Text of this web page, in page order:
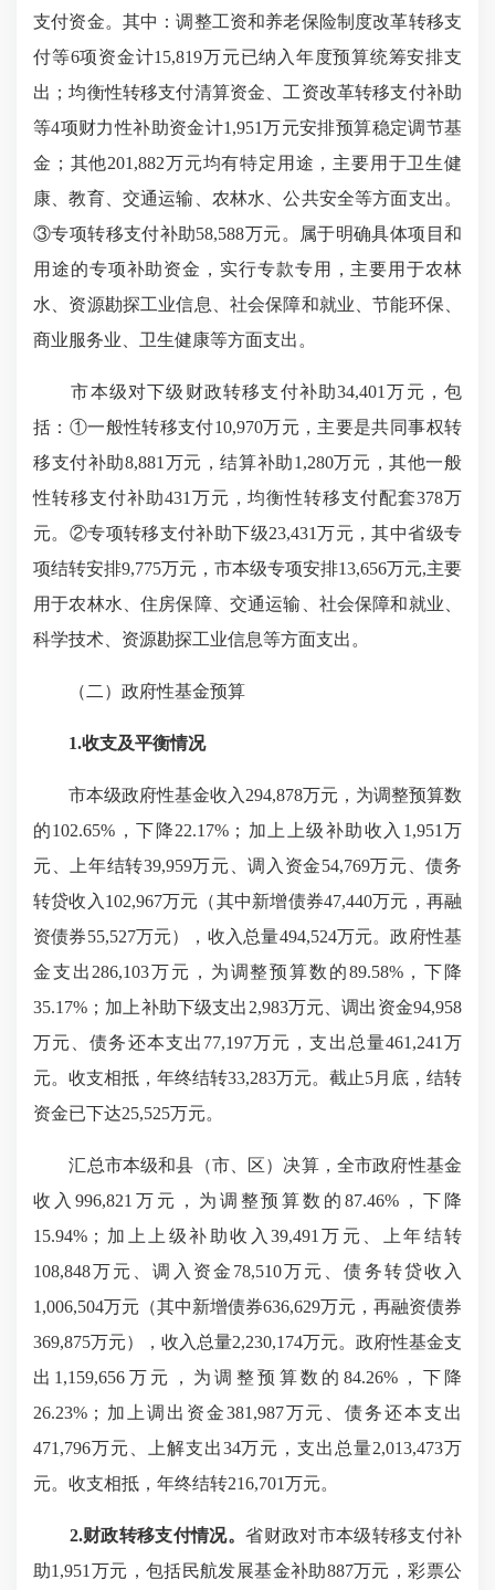
支付资金。其中：调整工资和养老保险制度改革转移支
付等6项资金计15,819万元已纳入年度预算统筹安排支
出；均衡性转移支付清算资金、工资改革转移支付补助
等4项财力性补助资金计1,951万元安排预算稳定调节基
金；其他201,882万元均有特定用途，主要用于卫生健
康、教育、交通运输、农林水、公共安全等方面支出。
③专项转移支付补助58,588万元。属于明确具体项目和
用途的专项补助资金，实行专款专用，主要用于农林
水、资源勘探工业信息、社会保障和就业、节能环保、
商业服务业、卫生健康等方面支出。
市本级对下级财政转移支付补助34,401万元，包
括：①一般性转移支付10,970万元，主要是共同事权转
移支付补助8,881万元，结算补助1,280万元，其他一般
性转移支付补助431万元，均衡性转移支付配套378万
元。②专项转移支付补助下级23,431万元，其中省级专
项结转安排9,775万元，市本级专项安排13,656万元,主要
用于农林水、住房保障、交通运输、社会保障和就业、
科学技术、资源勘探工业信息等方面支出。
（二）政府性基金预算
1.收支及平衡情况
市本级政府性基金收入294,878万元，为调整预算数
的102.65%，下降22.17%；加上上级补助收入1,951万
元、上年结转39,959万元、调入资金54,769万元、债务
转贷收入102,967万元（其中新增债券47,440万元，再融
资债券55,527万元），收入总量494,524万元。政府性基
金支出286,103万元，为调整预算数的89.58%，下降
35.17%；加上补助下级支出2,983万元、调出资金94,958
万元、债务还本支出77,197万元，支出总量461,241万
元。收支相抵，年终结转33,283万元。截止5月底，结转
资金已下达25,525万元。
汇总市本级和县（市、区）决算，全市政府性基金
收入996,821万元，为调整预算数的87.46%，下降
15.94%；加上上级补助收入39,491万元、上年结转
108,848万元、调入资金78,510万元、债务转贷收入
1,006,504万元（其中新增债券636,629万元，再融资债券
369,875万元），收入总量2,230,174万元。政府性基金支
出1,159,656万元，为调整预算数的84.26%，下降
26.23%；加上调出资金381,987万元、债务还本支出
471,796万元、上解支出34万元，支出总量2,013,473万
元。收支相抵，年终结转216,701万元。
2.财政转移支付情况。省财政对市本级转移支付补
助1,951万元，包括民航发展基金补助887万元，彩票公